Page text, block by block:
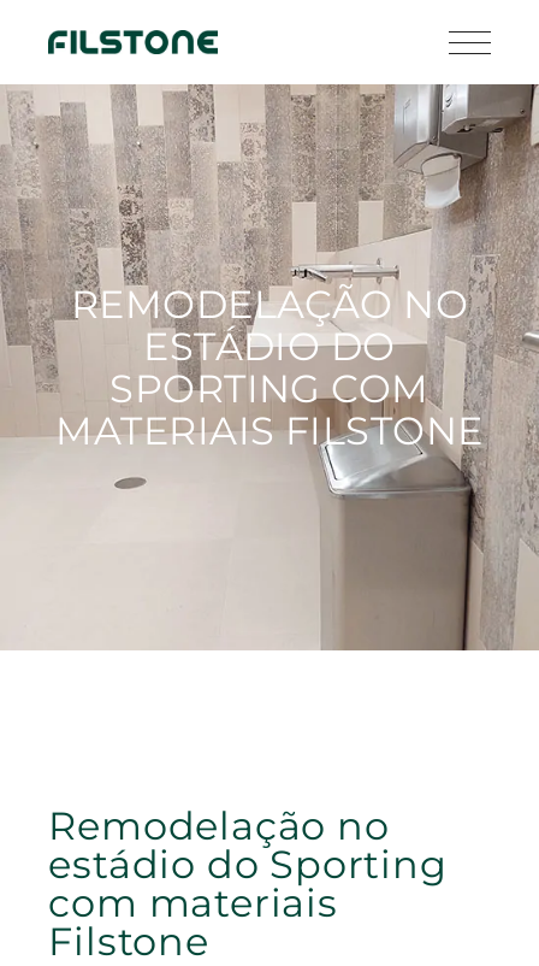
REMODELAÇÃO NO
ESTÁDIO DO
SPORTING COM
MATERIAIS FILSTONE
Remodelação no
estádio do Sporting
com materiais
Filstone